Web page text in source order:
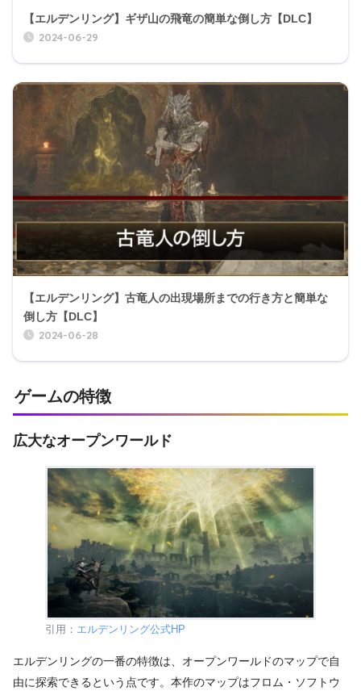
【エルデンリング】ギザ山の飛竜の簡単な倒し方【DLC】
2024-06-29
【エルデンリング】古竜人の出現場所までの行き方と簡単な
倒し方【DLC】
2024-06-28
ゲームの特徴
広大なオープンワールド
引用： エルデンリング公式HP
エルデンリングの一番の特徴は、オープンワールドのマップで自
由に探索できるという点です。本作のマップはフロム・ソフトウ